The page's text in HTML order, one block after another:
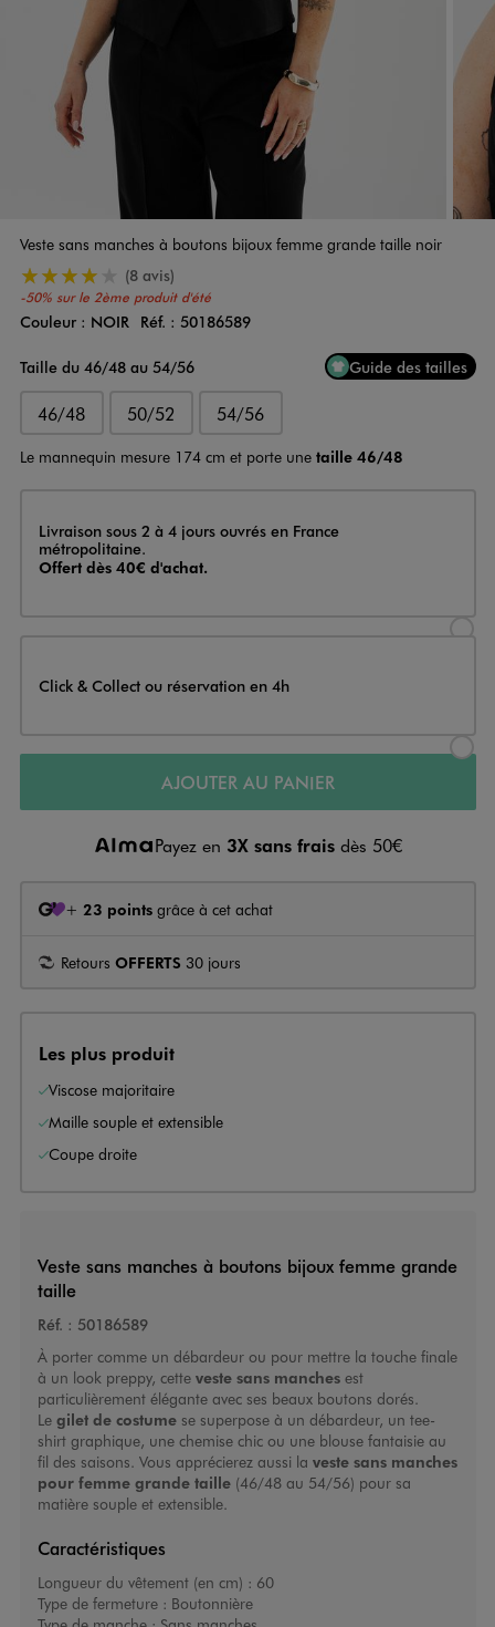
Veste sans manches à boutons bijoux femme grande taille noir
-50% sur le 2ème produit d'été
4/5 de moyenne(8 avis)
Couleur
Couleur : NOIR Réf. : 50186589
Taille du 46/48 au 54/56
Guide des tailles
46/48 50/52 54/56
Le mannequin mesure 174 cm et porte une taille 46/48
Livraison
Livraison sous 2 à 4 jours ouvrés en France
métropolitaine.
Offert dès 40€ d'achat.
Click & Collect ou réservation en 4h
AJOUTER AU PANIER
Payez en 3X sans frais dès 50€
+ 23 points grâce à cet achat
Retours OFFERTS 30 jours
Les plus produit
Viscose majoritaire
Maille souple et extensible
Coupe droite
Veste sans manches à boutons bijoux femme grande
taille
Réf. : 50186589
À porter comme un débardeur ou pour mettre la touche finale
à un look preppy, cette veste sans manchesest
particulièrement élégante avec ses beaux boutons dorés.
Legilet de costumese superpose à un débardeur, un tee-
shirt graphique, une chemise chic ou une blouse fantaisie au
fil des saisons. Vous apprécierez aussi la veste sans manches
pour femme grande taille(46/48 au 54/56) pour sa
matière souple et extensible.
Caractéristiques
Longueur du vêtement (en cm) : 60
Type de fermeture : Boutonnière